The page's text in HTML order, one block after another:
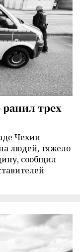
трех
Чехии
людей, тяжело
сообщил